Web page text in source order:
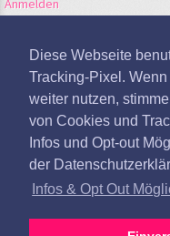
Diese Webseite
Tracking-Pixel.
weiter nutzen,
von Cookies und
Infos und Opt-out
der
Infos & Opt Out
Anmelden
Kommentare-Feed
Google Analytics deaktivieren